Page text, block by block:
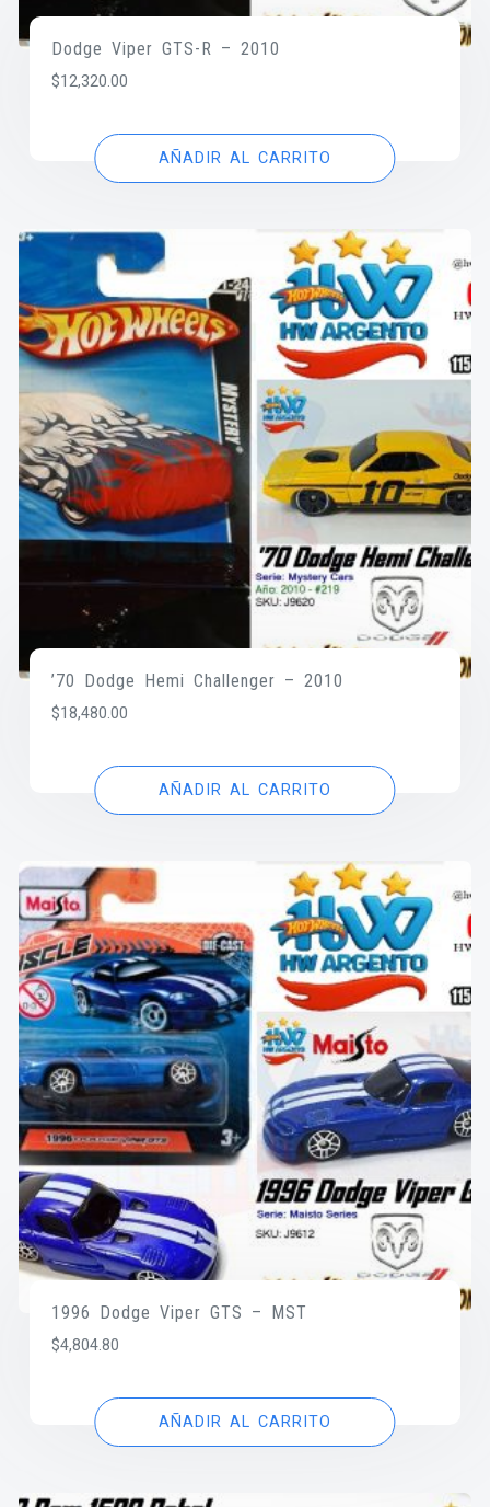
Dodge Viper GTS-R – 2010
$12,320.00
AÑADIR AL CARRITO
’70 Dodge Hemi Challenger – 2010
$18,480.00
AÑADIR AL CARRITO
1996 Dodge Viper GTS – MST
$4,804.80
AÑADIR AL CARRITO